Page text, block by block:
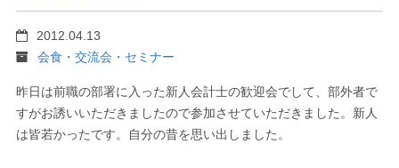
2012.04.13
会食・交流会・セミナー
昨日は前職の部署に入った新人会計士の歓迎会でして、部外者で
すがお誘いいただきましたので参加させていただきました。新人
は皆若かったです。自分の昔を思い出しました。